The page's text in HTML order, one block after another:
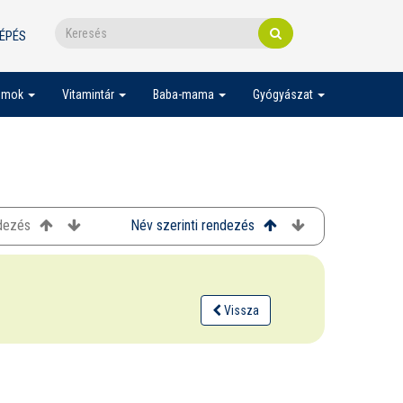
Vitamintár Baba-mama Gyógyászat
Név szerinti rendezés
Vissza